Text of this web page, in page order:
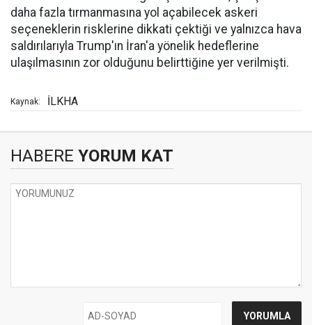
daha fazla tırmanmasına yol açabilecek askeri
seçeneklerin risklerine dikkati çektiği ve yalnızca hava
saldırılarıyla Trump'ın İran'a yönelik hedeflerine
ulaşılmasının zor olduğunu belirttiğine yer verilmişti.
Kaynak: İLKHA
HABERE YORUM KAT